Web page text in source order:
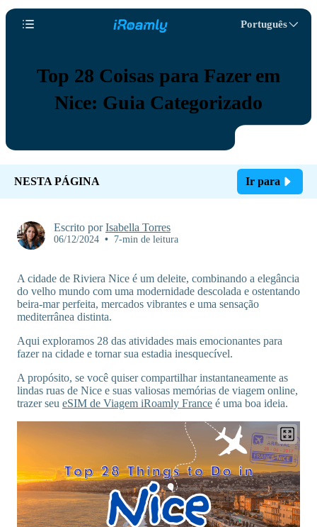
Português
Top 28 Coisas para Fazer em
Nice: Guia Categorizado
NESTA PÁGINA Ir para
Escrito porIsabella Torres
06/12/2024 • 7-min de leitura
A cidade de Riviera Nice é um deleite, combinando a elegância
do velho mundo com uma modernidade descolada e ostentando
beira-mar perfeita, mercados vibrantes e uma sensação
mediterrânea distinta.
Aqui exploramos 28 das atividades mais emocionantes para
fazer na cidade e tornar sua estadia inesquecível.
A propósito, se você quiser compartilhar instantaneamente as
lindas ruas de Nice e suas valiosas memórias de viagem online,
trazer seu eSIM de Viagem iRoamly France é uma boa ideia.